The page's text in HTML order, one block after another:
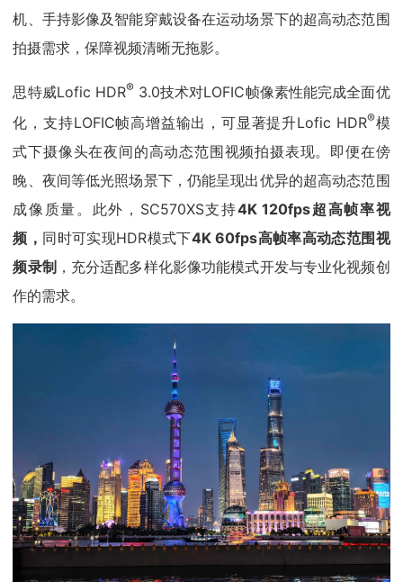
机、手持影像及智能穿戴设备在运动场景下的超高动态范围
拍摄需求，保障视频清晰无拖影。
思特威Lofic HDR®3.0技术对LOFIC帧像素性能完成全面优
化，支持LOFIC帧高增益输出，可显著提升Lofic HDR®模
式下摄像头在夜间的高动态范围视频拍摄表现。即便在傍
晚、夜间等低光照场景下，仍能呈现出优异的超高动态范围
成像质量。此外，SC570XS支持4K 120fps超高帧率视
频， 同时可实现HDR模式下4K 60fps高帧率高动态范围视
频录制 ，充分适配多样化影像功能模式开发与专业化视频创
作的需求。